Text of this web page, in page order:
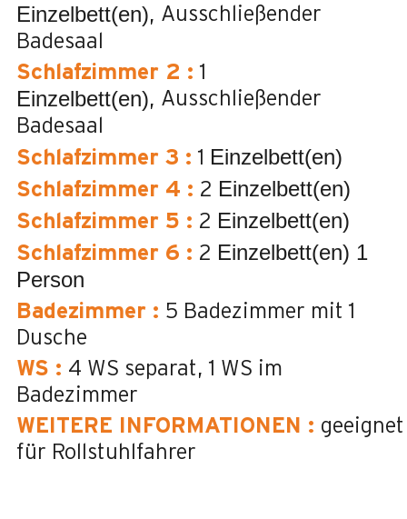
Einzelbett(en)
Ausschließender
Badesaal
Schlafzimmer 2 : 1
Einzelbett(en)
Ausschließender
Badesaal
Schlafzimmer 3 : 1 Einzelbett(en)
Schlafzimmer 4 : 2 Einzelbett(en)
Schlafzimmer 5 : 2 Einzelbett(en)
Schlafzimmer 6 : 2 Einzelbett(en) 1
Person
Badezimmer : 5 Badezimmer mit 1
Dusche
WS : 4 WS separat 1 WS im
Badezimmer
WEITERE INFORMATIONEN : geeignet
für Rollstuhlfahrer